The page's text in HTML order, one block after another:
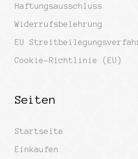
Haftungsausschluss
Widerrufsbelehrung
EU
Cookie-Richtlinie (EU)
Seiten
Startseite
Einkaufen